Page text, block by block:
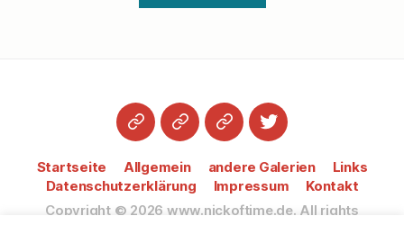
StartseiteDatenschutzerklärung
Impressum
Twitter
Startseite Allgemein andere Galerien
Links
Datenschutzerklärung
Impressum
Kontakt
Copyright © 2026 www.nickoftime.de. All rights